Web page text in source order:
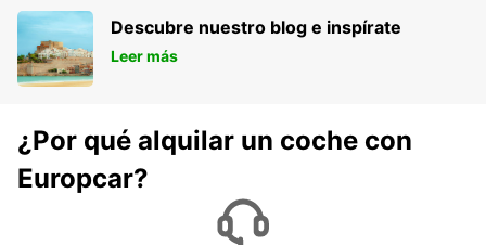
Descubre nuestro blog e inspírate
Leer más
¿Por qué alquilar un coche con
Europcar?